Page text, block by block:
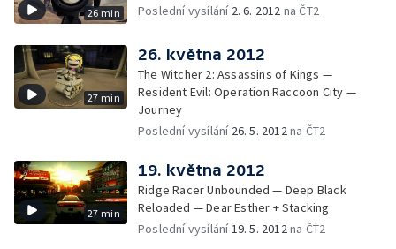
26 min Poslední vysílání 2. 6. 2012 na ČT2
27 min
26. května 2012
The Witcher 2: Assassins of Kings —
Resident Evil: Operation Raccoon City —
Journey
Poslední vysílání 26. 5. 2012na ČT2
27 min
19. května 2012
Ridge Racer Unbounded — Deep Black
Reloaded — Dear Esther + Stacking
Poslední vysílání19. 5. 2012na ČT2